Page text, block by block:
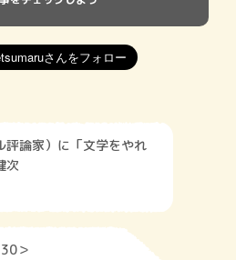
評論家）に「文学をやれ
次
＞